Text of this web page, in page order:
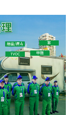
奥维牌消毒
死人体冠状病
杀菌率
对于传统消毒
...